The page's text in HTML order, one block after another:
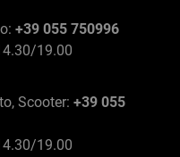
+39 055 750996
19.00
Scooter: +39 055
19.00